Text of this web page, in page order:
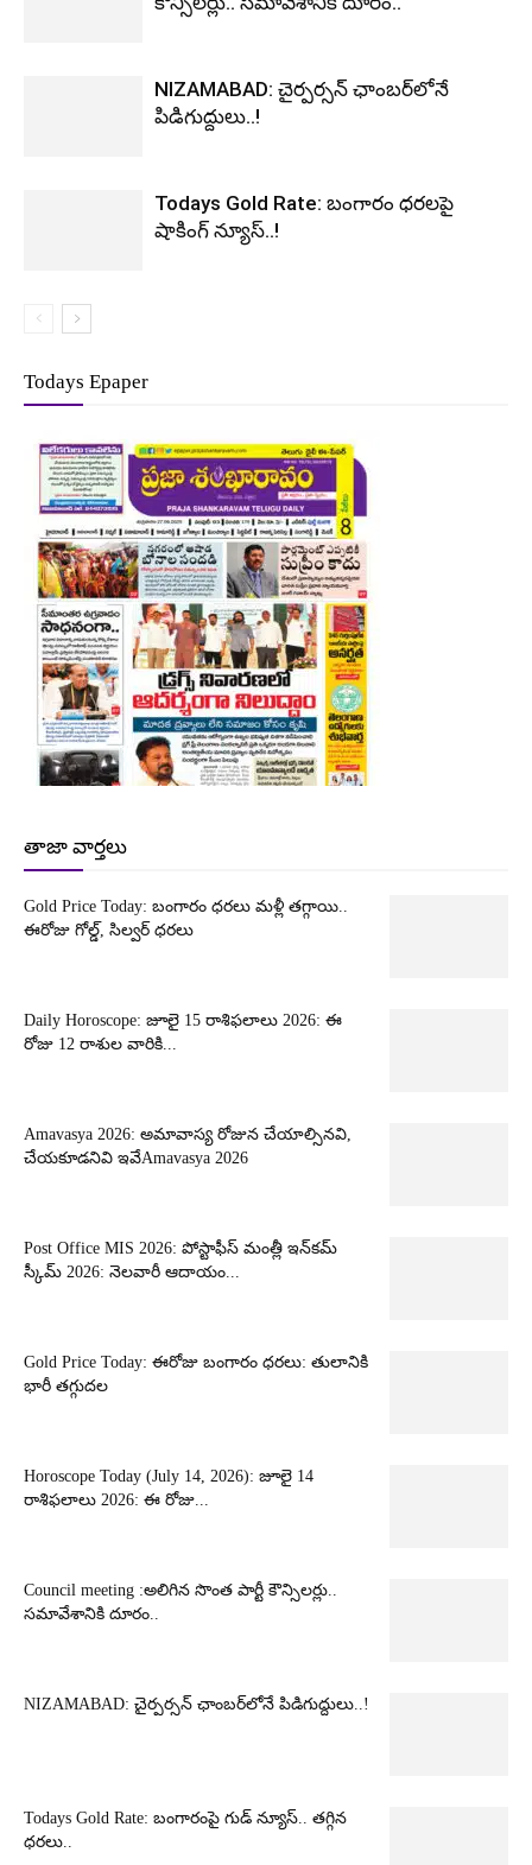
NIZAMABAD: చైర్పర్సన్ ఛాంబర్‌లోనే
పిడిగుద్దులు..!
Todays Gold Rate: బంగారం ధరలపై
షాకింగ్ న్యూస్..!
Todays Epaper
తాజా వార్తలు
Gold Price Today: బంగారం ధరలు మళ్లీ తగ్గాయి..
ఈరోజు గోల్డ్, సిల్వర్ ధరలు
Daily Horoscope: జూలై 15 రాశిఫలాలు 2026: ఈ
రోజు 12 రాశుల వారికి...
Amavasya 2026: అమావాస్య రోజున చేయాల్సినవి,
చేయకూడనివి ఇవేAmavasya 2026
Post Office MIS 2026: పోస్టాఫీస్ మంత్లీ ఇన్‌కమ్
స్కీమ్ 2026: నెలవారీ ఆదాయం...
Gold Price Today: ఈరోజు బంగారం ధరలు: తులానికి
భారీ తగ్గుదల
Horoscope Today (July 14, 2026): జూలై 14
రాశిఫలాలు 2026: ఈ రోజు...
Council meeting :అలిగిన సొంత పార్టీ కౌన్సిలర్లు..
సమావేశానికి దూరం..
NIZAMABAD: చైర్పర్సన్ ఛాంబర్‌లోనే పిడిగుద్దులు..!
Todays Gold Rate: బంగారంపై గుడ్ న్యూస్.. తగ్గిన
ధరలు..